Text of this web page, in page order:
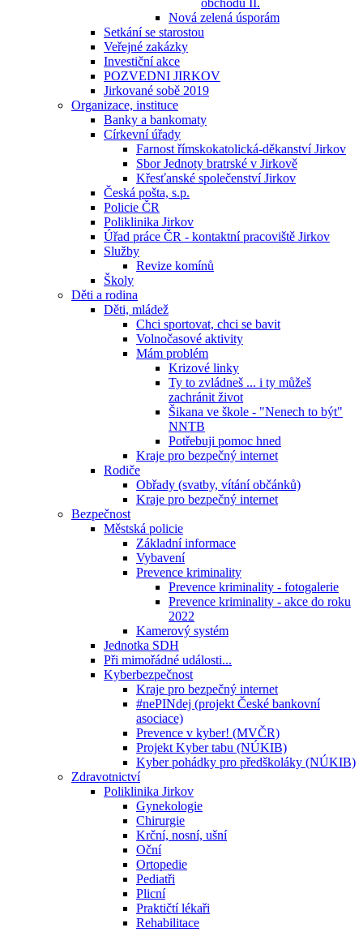
obchodu II.
Nová zelená úsporám
Setkání se starostou
Veřejné zakázky
Investiční akce
POZVEDNI JIRKOV
Jirkované sobě 2019
Organizace, instituce
Banky a bankomaty
Církevní úřady
Farnost římskokatolická-děkanství Jirkov
Sbor Jednoty bratrské v Jirkově
Křesťanské společenství Jirkov
Česká pošta, s.p.
Policie ČR
Poliklinika Jirkov
Úřad práce ČR - kontaktní pracoviště Jirkov
Služby
Revize komínů
Školy
Děti a rodina
Děti, mládež
Chci sportovat, chci se bavit
Volnočasové aktivity
Mám problém
Krizové linky
Ty to zvládneš ... i ty můžeš
zachránit život
Šikana ve škole - "Nenech to být"
NNTB
Potřebuji pomoc hned
Kraje pro bezpečný internet
Rodiče
Obřady (svatby, vítání občánků)
Kraje pro bezpečný internet
Bezpečnost
Městská policie
Základní informace
Vybavení
Prevence kriminality
Prevence kriminality - fotogalerie
Prevence kriminality - akce do roku
2022
Kamerový systém
Jednotka SDH
Při mimořádné události...
Kyberbezpečnost
Kraje pro bezpečný internet
#nePINdej (projekt České bankovní
asociace)
Prevence v kyber! (MVČR)
Projekt Kyber tabu (NÚKIB)
Kyber pohádky pro předškoláky (NÚKIB)
Zdravotnictví
Poliklinika Jirkov
Gynekologie
Chirurgie
Krční, nosní, ušní
Oční
Ortopedie
Pediatři
Plicní
Praktičtí lékaři
Rehabilitace